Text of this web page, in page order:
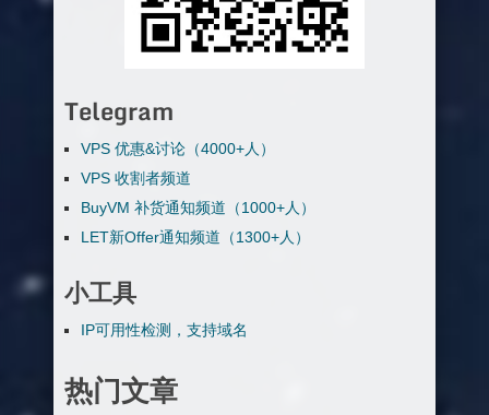
Telegram
VPS 优惠&讨论（4000+人）
VPS 收割者频道
BuyVM 补货通知频道（1000+人）
LET新Offer通知频道（1300+人）
小工具
IP可用性检测，支持域名
热门文章